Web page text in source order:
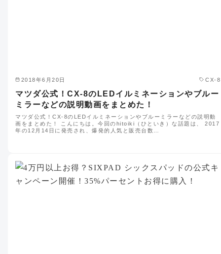
2018年6月20日 CX-8
マツダ公式！CX-8のLEDイルミネーションやブルー
ミラーなどの説明動画をまとめた！
マツダ公式！CX-8のLEDイルミネーションやブルーミラーなどの説明動
画をまとめた！ こんにちは。今回のhitoiki（ひといき）な話題は、 2017
年の12月14日に発売され、爆発的人気と販売台数…